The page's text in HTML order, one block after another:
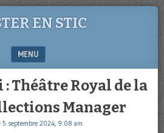
EN STIC
MENU
: Théâtre Royal de la
Manager
5 septembre 2024, 9:08 am